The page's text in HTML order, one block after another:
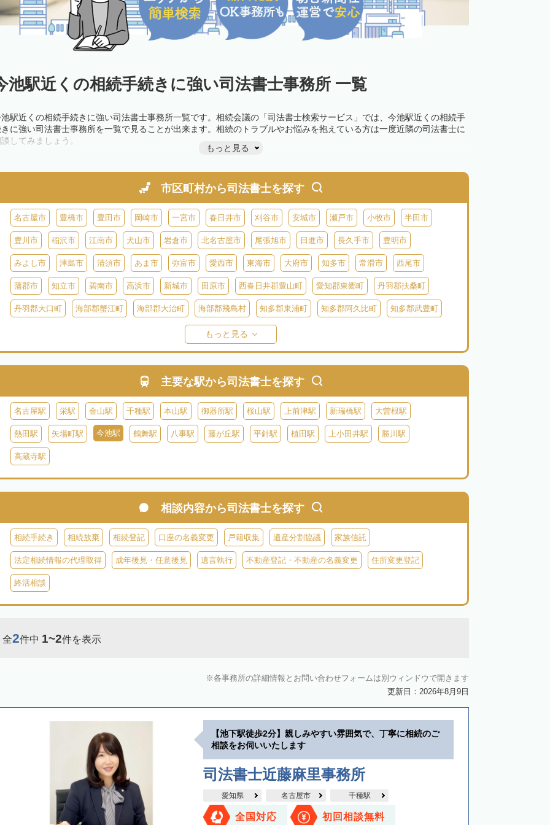
池駅近くの相続手続きに強い司法書士事務所 一覧
駅近くの相続手続きに強い司法書士事務所一覧です。相続会議の「司法書士検索サービス」では、今池駅近くの相続手
に強い司法書士事務所を一覧で見ることが出来ます。相続のトラブルやお悩みを抱えている方は一度近隣の司法書士に
してみましょう。
もっと見る
市区町村から司法書士を探す
名古屋市 豊橋市 豊田市 岡崎市 一宮市 春日井市 刈谷市 安城市 瀬戸市 小牧市 半田市
豊川市 稲沢市 江南市 犬山市 岩倉市 北名古屋市 尾張旭市 日進市 長久手市 豊明市
みよし市 津島市 清須市 あま市 弥富市 愛西市 東海市 大府市 知多市 常滑市 西尾市
蒲郡市 知立市 碧南市 高浜市 新城市 田原市 西春日井郡豊山町 愛知郡東郷町 丹羽郡扶桑町
丹羽郡大口町 海部郡蟹江町 海部郡大治町 海部郡飛島村 知多郡東浦町 知多郡阿久比町 知多郡武豊町
北設楽郡設楽町
もっと見る
主要な駅から司法書士を探す
名古屋駅 栄駅 金山駅 千種駅 本山駅 御器所駅 桜山駅 上前津駅 新瑞橋駅 大曽根駅
熱田駅 矢場町駅 今池駅 鶴舞駅 八事駅 藤が丘駅 平針駅 植田駅 上小田井駅 勝川駅
高蔵寺駅
相談内容から司法書士を探す
相続手続き 相続放棄 相続登記 口座の名義変更 戸籍収集 遺産分割協議 家族信託
法定相続情報の代理取得 成年後見・任意後見 遺言執行 不動産登記・不動産の名義変更 住所変更登記
終活相談
全2件中 1~2件を表示
各事務所の詳細情報とお問い合わせフォームは別ウィンドウで開きます
更新日：2026年8月9日
【池下駅徒歩2分】親しみやすい雰囲気で、丁寧に相続のご
相談をお伺いいたします
司法書士近藤麻里事務所
愛知県 名古屋市 千種駅
全国対応 初回相談無料